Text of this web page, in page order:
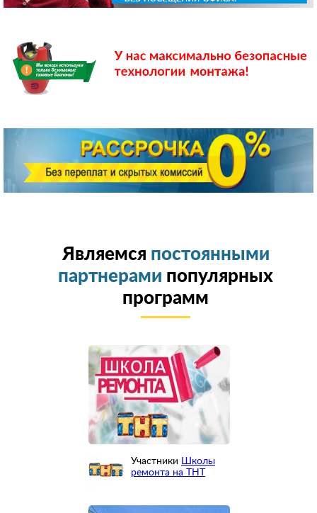
Являемся постоянными
партнерами популярных
программ
Участники Школы
ремонта на ТНТ